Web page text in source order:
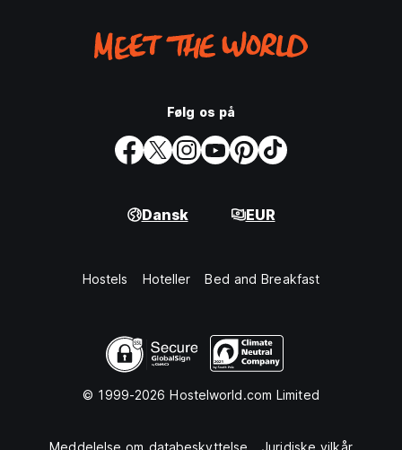
Følg os på
Dansk EUR
Hostels Hoteller Bed and Breakfast
© 1999-2026 Hostelworld.com Limited
Meddelelse om databeskyttelse Juridiske vilkår